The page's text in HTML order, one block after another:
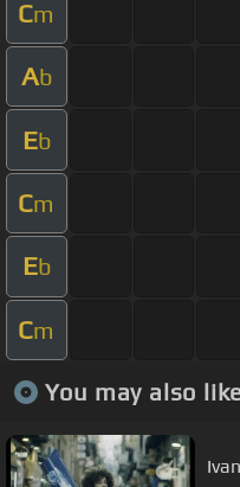
Cm
Ab
Eb
Cm
Eb
Cm
You may also